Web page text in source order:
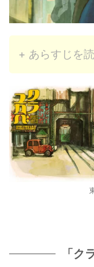
+ あらすじを
「ク